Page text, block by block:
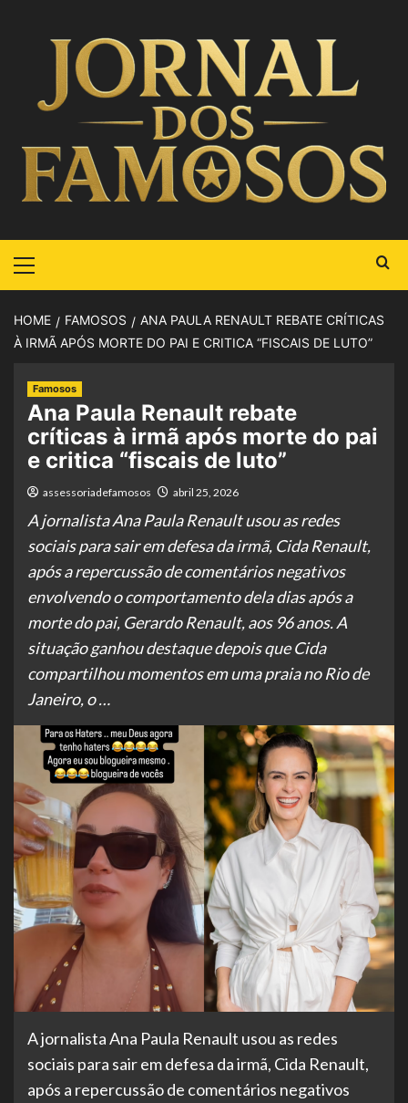
HOME FAMOSOS
ANA PAULA RENAULT REBATE CRÍTICAS
À IRMÃ APÓS MORTE DO PAI E CRITICA “FISCAIS DE LUTO”
Famosos
Ana Paula Renault rebate
críticas à irmã após morte do pai
e critica “fiscais de luto”
assessoriadefamosos abril 25, 2026
A jornalista Ana Paula Renault usou as redes
sociais para sair em defesa da irmã, Cida Renault,
após a repercussão de comentários negativos
envolvendo o comportamento dela dias após a
morte do pai, Gerardo Renault, aos 96 anos. A
situação ganhou destaque depois que Cida
compartilhou momentos em uma praia no Rio de
Janeiro, o …
A jornalista Ana Paula Renault usou as redes
sociais para sair em defesa da irmã, Cida Renault,
após a repercussão de comentários negativos